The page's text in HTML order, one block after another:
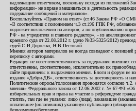
надлежащим ответчиком, поскольку исходя из положений
информации» не вправе вмешиваться в деятельность
содержание сообщений и материалов».
Воспользуйтесь «Правом на ответ» (ст.46 Закона РФ «О
«В соответствии с положением ч.3 ст.196 ГПК РФ,
подлежит возложению на авторов, а по опубликованию
РФ - на учредителя и главного редактор», - из
краевого суда от 22.08.2012 г. (дело №33-5325/2012)
судей С.И.Дорожко, Н.В.Пестовой.
Мнения авторов материалов не всегда совпадают с позицией
переписку с авторами.
Редакция не несет ответственность за содержание внешних
ответственны, соответственно, исключительно их
сайте приравнены к выражению мнения. Блоги и форум не
издание «Дебри-ДВ», ответственность за достоверность и
Политические опросы/голосования проводятся согласно
мнения» Федерального закона от 12.06.2002 г. № 67-ФЗ «Об
избирательных прав и права на участие в референдуме
считать, там где не указано: лицо (лица), заказавшее
оплатившее (оплативших) указанную публикацию
безвозмездно/бесплатно.